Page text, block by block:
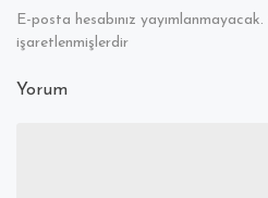
E-posta hesabınız yayımlanmayacak.
işaretlenmişlerdir
Yorum